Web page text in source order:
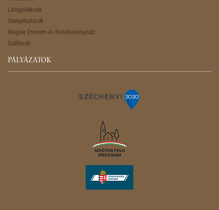
Látogatóknak
Szolgáltatások
Magtár Étterem és Rendezvényház
Szállások
PÁLYÁZATOK